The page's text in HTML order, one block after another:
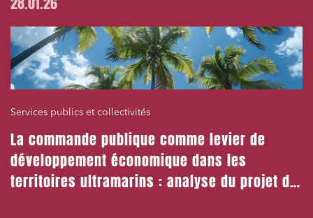
Services publics et collectivités
La commande publique comme levier de
développement économique dans les
territoires ultramarins : analyse du projet de
J'ai lu et j'accepte lapolitique de confidentialité